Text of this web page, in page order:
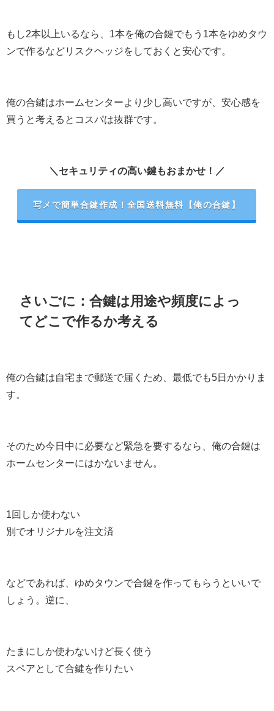
もし2本以上いるなら、1本を俺の合鍵でもう1本をゆめタウ
ンで作るなどリスクヘッジをしておくと安心です。
俺の合鍵はホームセンターより少し高いですが、安心感を
買うと考えるとコスパは抜群です。
＼セキュリティの高い鍵もおまかせ！／
写メで簡単合鍵作成！全国送料無料【俺の合鍵】
さいごに：合鍵は用途や頻度によっ
てどこで作るか考える
俺の合鍵は自宅まで郵送で届くため、最低でも5日かかりま
す。
そのため今日中に必要など緊急を要するなら、俺の合鍵は
ホームセンターにはかないません。
1回しか使わない
別でオリジナルを注文済
などであれば、ゆめタウンで合鍵を作ってもらうといいで
しょう。逆に、
たまにしか使わないけど長く使う
スペアとして合鍵を作りたい